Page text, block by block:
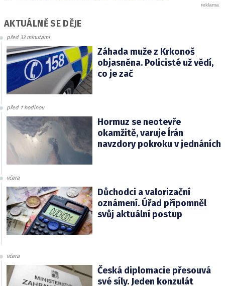
AKTUÁLNĚ SE DĚJE
před 33 minutami
Záhada muže z Krkonoš
objasněna. Policisté už vědí,
co je zač
před 1 hodinou
Hormuz se neotevře
okamžitě, varuje Írán
navzdory pokroku v jednáních
včera
Důchodci a valorizační
oznámení. Úřad připomněl
svůj aktuální postup
včera
Česká diplomacie přesouvá
své síly. Jeden konzulát